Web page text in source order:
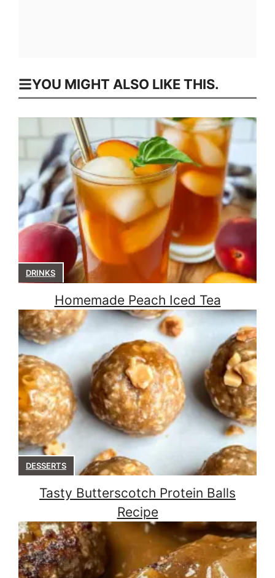
YOU MIGHT ALSO LIKE THIS.
DRINKS
Homemade Peach Iced Tea
DESSERTS
Tasty Butterscotch Protein Balls
Recipe